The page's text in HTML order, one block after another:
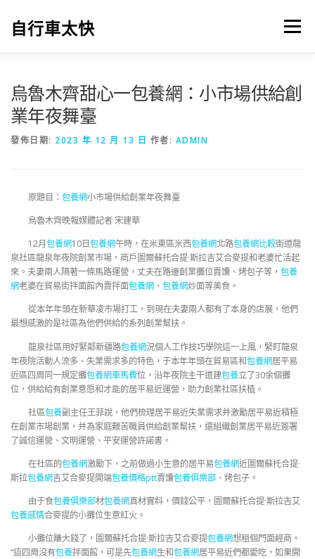
自行車太快 選單
烏魯木齊甜心一包養網：小市場供給創
業年夜舞臺
發佈日期: 2023 年 12 月 13 日 作者: ADMIN
原題目： 包養網小市場供給創業年夜舞臺
烏魯木齊晚報媒體記者 宋建華
12月包養網10日包養網午時，在米東區米西包養網北路包養網比較街道龍
泉社區龍泉年夜院創業市場，商戶圖爾蘇托合提·斯拉吉艾合麥提和老婆忙活起
來。夫妻兩人隔著一條馬路運營，丈夫在路邊創業攤位賣馕、烤包子等， 包養
網老婆在貿易街拌面館內賣拌面包養網 、 包養網炒面等美食。
從本年年頭在新華凌市場打工，到現在夫妻兩人都有了本身的店展，他們
最想感激的是社區為他們供給的系列創業幫扶。
龍泉社區用好緊鄰新疆路包養網況個人工作技巧學院這一上風，緊盯龍泉
年夜院活動人流多、失業需求多的特色，于本年年頭在貿易區和包養網居平易
近區四周同一規定攤包養網車馬費位，沿年夜院主干道建包養立了30余個攤
位，供給給有創業意愿和才能的居平易近運營，助力創業社區扶植。
社區包養副主任王菲說，他們梳理居平易近失業需求并激勵居平易近積極
在創業市場創業，并為家庭艱苦職員供給創業幫扶，還組織創業居平易近簽署
了誠信運營、文明運營、平安運營許諾書。
在社區的包養網激勵下，之前做過小生意的居平易包養網近圖爾蘇托合提·
斯拉包養網吉艾合麥提開端包養價格ptt賣馕包養俱樂部 、烤包子。
由于食包養俱樂部材包養網真材實料，價錢公平，圖爾蘇托合提·斯拉吉艾
包養感情合麥提的小攤位生意紅火。
小攤位賺大錢了，圖爾蘇托合提·斯拉吉艾合麥提包養網想租個門面經商。
“這四周沒有包養拌面館，可是先包養網生和包養網居平易近們都愛吃，如果開